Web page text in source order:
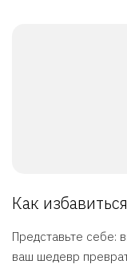
Как
Представьте себе:
ваш шедевр